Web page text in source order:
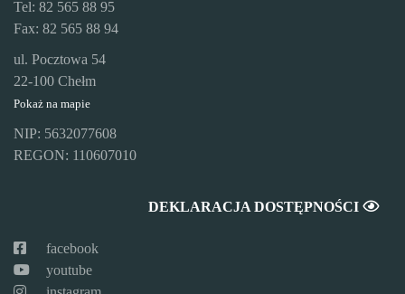
Tel: 82 565 88 95
Fax: 82 565 88 94
ul. Pocztowa 54
22-100 Chełm
Pokaż na mapie
NIP: 5632077608
REGON: 110607010
DEKLARACJA DOSTĘPNOŚCI
facebook
youtube